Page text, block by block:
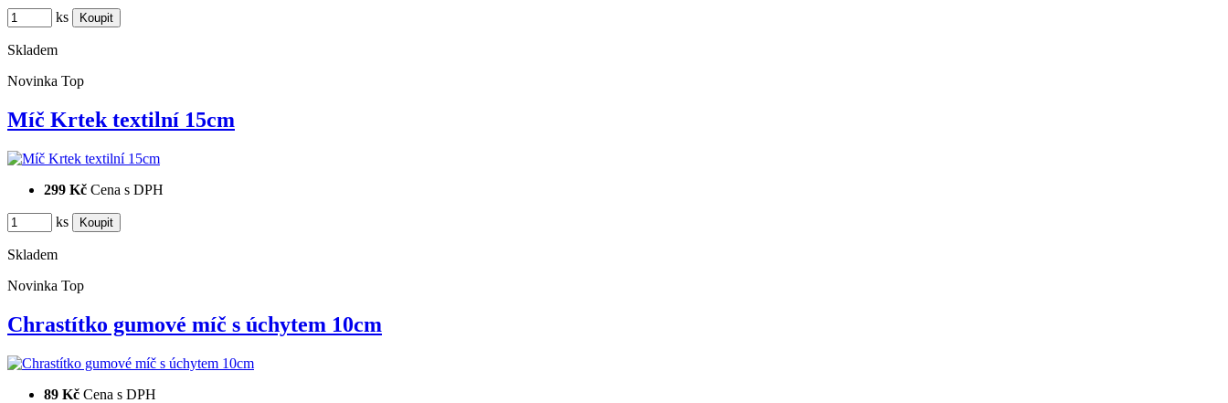
ks
Skladem
Novinka Top
Míč Krtek textilní 15cm
299 Kč Cena s DPH
ks
Skladem
Novinka Top
Chrastítko gumové míč s úchytem 10cm
89 Kč Cena s DPH